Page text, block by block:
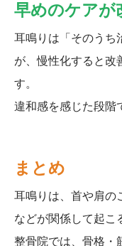
早めのケアが
耳鳴りは「そのうち
が、慢性化すると改
す。
違和感を感じた段階
まとめ
耳鳴りは、首や肩の
などが関係して起こ
整骨院では、骨格・